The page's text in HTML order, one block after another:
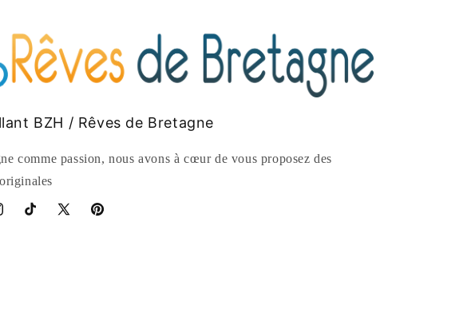
BZH / Rêves de Bretagne
comme passion, nous avons à cœur de vous proposez des
TikTokX
Pinterest